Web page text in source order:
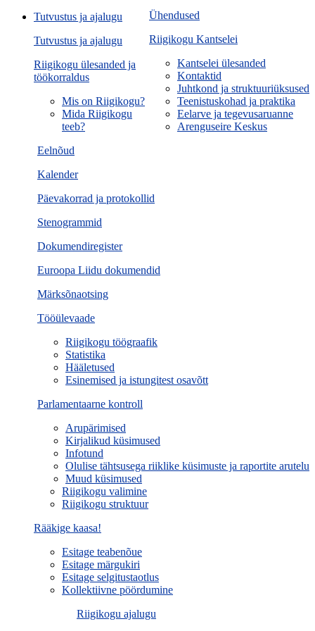
Ühendused
Riigikogu Kantselei
Kantselei ülesanded
Kontaktid
Juhtkond ja struktuuriüksused
Teenistuskohad ja praktika
Eelarve ja tegevusaruanne
Arenguseire Keskus
Eelnõud
Kalender
Päevakorrad ja protokollid
Stenogrammid
Dokumendiregister
Euroopa Liidu dokumendid
Märksõnaotsing
Tööülevaade
Riigikogu töögraafik
Statistika
Hääletused
Esinemised ja istungitest osavõtt
Parlamentaarne kontroll
Arupärimised
Kirjalikud küsimused
Infotund
Olulise tähtsusega riiklike küsimuste ja raportite arutelu
Muud küsimused
Tutvustus ja ajalugu
Tutvustus ja ajalugu
Riigikogu ülesanded ja
töökorraldus
Mis on Riigikogu?
Mida Riigikogu
teeb?
Riigikogu valimine
Riigikogu struktuur
Rääkige kaasa!
Esitage teabenõue
Esitage märgukiri
Esitage selgitustaotlus
Kollektiivne pöördumine
Riigikogu ajalugu